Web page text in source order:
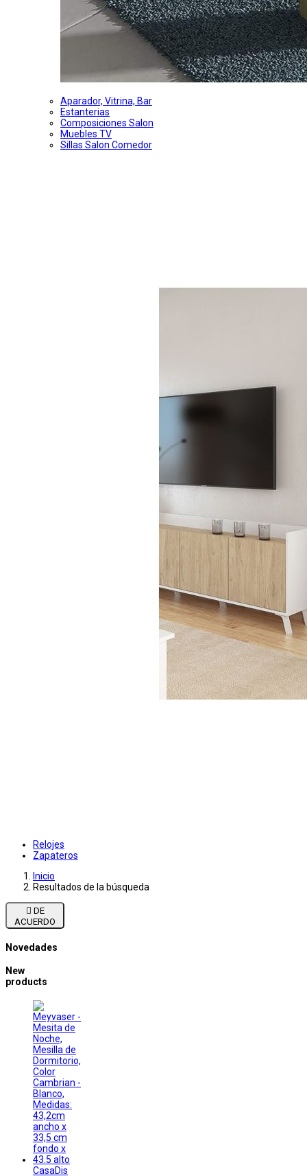
Aparador, Vitrina, Bar
Estanterias
Composiciones Salon
Muebles TV
Sillas Salon Comedor
Relojes
Zapateros
Inicio
Resultados de la búsqueda

ACUERDO
Novedades
New
products
CasaDis